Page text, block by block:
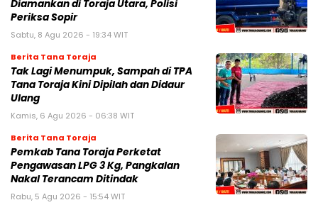
Diamankan di Toraja Utara, Polisi
Periksa Sopir
Sabtu, 8 Agu 2026 - 19:34 WIT
Berita Tana Toraja
Tak Lagi Menumpuk, Sampah di TPA
Tana Toraja Kini Dipilah dan Didaur
Ulang
Kamis, 6 Agu 2026 - 06:38 WIT
Berita Tana Toraja
Pemkab Tana Toraja Perketat
Pengawasan LPG 3 Kg, Pangkalan
Nakal Terancam Ditindak
Rabu, 5 Agu 2026 - 15:54 WIT